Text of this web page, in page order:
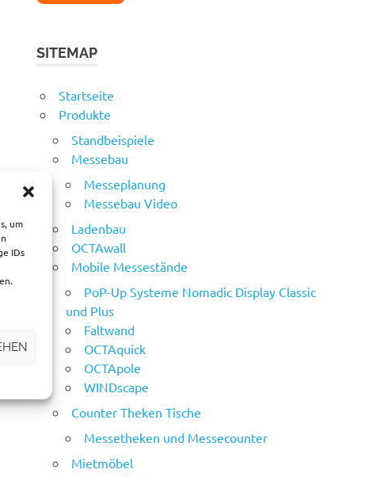
um
IDs
SITEMAP
Startseite
Produkte
Standbeispiele
Messebau
Messeplanung
Messebau Video
Ladenbau
OCTAwall
Mobile Messestände
PoP-Up Systeme Nomadic Display Classic
und Plus
Faltwand
OCTAquick
OCTApole
WINDscape
Counter Theken Tische
Messetheken und Messecounter
Mietmöbel